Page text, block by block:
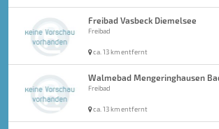
Freibad Vasbeck Diemelsee
Freibad
ca. 13 km entfernt
Walmebad Mengeringhausen
Freibad
ca. 13 km entfernt